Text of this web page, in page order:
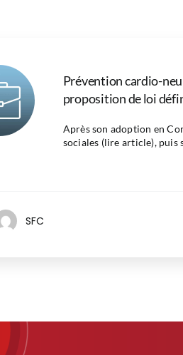
Prévention cardio-
proposition de loi
Après son adoption en
sociales (lire article), puis
SFC